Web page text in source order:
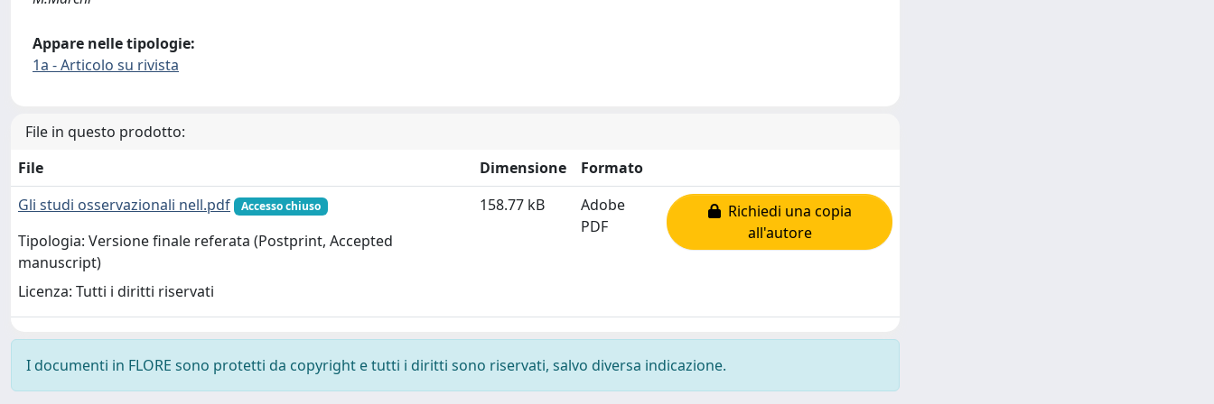
Appare nelle tipologie:
1a - Articolo su rivista
File in questo prodotto:
File
Dimensione
Formato
Gli studi osservazionali nell.pdf
Accesso chiuso
Tipologia: Versione finale referata (Postprint, Accepted
manuscript)
Licenza: Tutti i diritti riservati
158.77 kB
Adobe
PDF
Richiedi una copia
all'autore
I documenti in FLORE sono protetti da copyright e tutti i diritti sono riservati, salvo diversa indicazione.